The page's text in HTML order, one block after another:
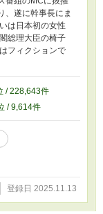
、遂に幹事長にま
は日本初の女性
総理大臣の椅子
フィクションで
/ 228,643件
/ 9,614件
登録日 2025.11.13